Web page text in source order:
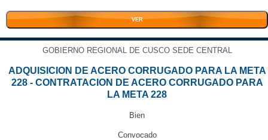
VER
GOBIERNO REGIONAL DE CUSCO SEDE CENTRAL
ADQUISICION DE ACERO CORRUGADO PARA LA META
228 - CONTRATACION DE ACERO CORRUGADO PARA
LA META 228
Bien
Convocado